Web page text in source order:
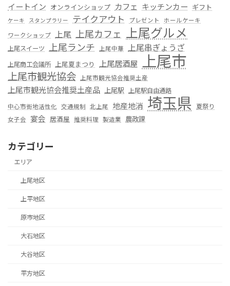
イートイン オンラインショップ カフェ キッチンカー ギフト
ケーキ スタンプラリー テイクアウト プレゼント
ホールケーキ
ワークショップ 上尾 上尾カフェ 上尾グルメ
上尾スイーツ 上尾ランチ 上尾中華 上尾串ぎょうざ
上尾商工会議所 上尾夏まつり 上尾居酒屋 上尾市
上尾市観光協会 上尾市観光協会推奨土産
上尾市観光協会推奨土産品 上尾駅 上尾駅自由通路
中心市街地活性化 交通規制 北上尾 地産地消 埼玉県 夏祭り
女子会 宴会 居酒屋 推奨料理 製造業 農政課
カテゴリー
エリア
上尾地区
上平地区
原市地区
大石地区
大谷地区
平方地区